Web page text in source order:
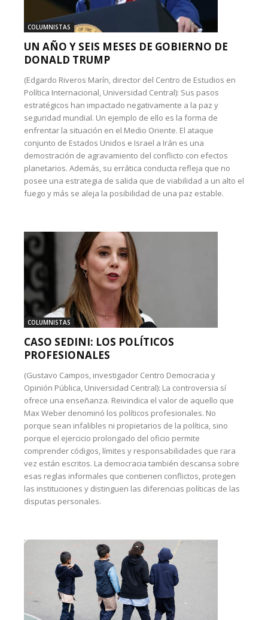
COLUMNISTAS
UN AÑO Y SEIS MESES DE GOBIERNO DE
DONALD TRUMP
(Edgardo Riveros Marín, director del Centro de Estudios en
Política Internacional, Universidad Central): Sus pasos
estratégicos han impactado negativamente a la paz y
seguridad mundial. Un ejemplo de ello es la forma de
enfrentar la situación en el Medio Oriente. El ataque
conjunto de Estados Unidos e Israel a Irán es una
demostración de agravamiento del conflicto con efectos
planetarios. Además, su errática conducta refleja que no
posee una estrategia de salida que de viabilidad a un alto el
fuego y más se aleja la posibilidad de una paz estable.
COLUMNISTAS
CASO SEDINI: LOS POLÍTICOS
PROFESIONALES
(Gustavo Campos, investigador Centro Democracia y
Opinión Pública, Universidad Central): La controversia sí
ofrece una enseñanza. Reivindica el valor de aquello que
Max Weber denominó los políticos profesionales. No
porque sean infalibles ni propietarios de la política, sino
porque el ejercicio prolongado del oficio permite
comprender códigos, límites y responsabilidades que rara
vez están escritos. La democracia también descansa sobre
esas reglas informales que contienen conflictos, protegen
las instituciones y distinguen las diferencias políticas de las
disputas personales.